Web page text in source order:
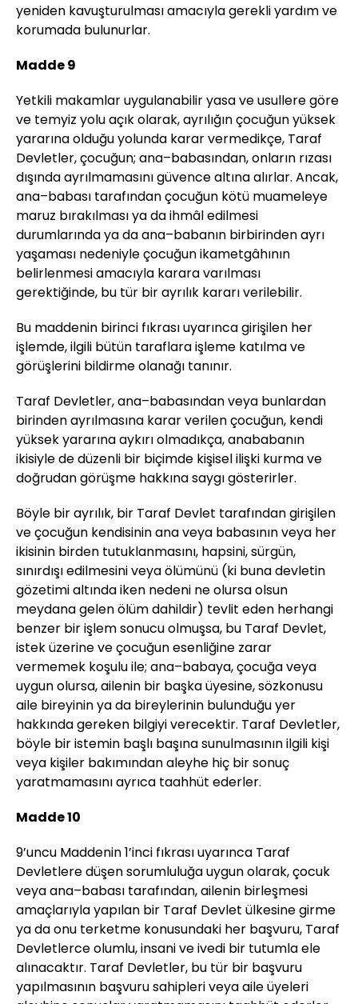
yeniden kavuşturulması amacıyla gerekli yardım ve
korumada bulunurlar.
Madde 9
Yetkili makamlar uygulanabilir yasa ve usullere göre
ve temyiz yolu açık olarak, ayrılığın çocuğun yüksek
yararına olduğu yolunda karar vermedikçe, Taraf
Devletler, çocuğun; ana–babasından, onların rızası
dışında ayrılmamasını güvence altına alırlar. Ancak,
ana–babası tarafından çocuğun kötü muameleye
maruz bırakılması ya da ihmâl edilmesi
durumlarında ya da ana–babanın birbirinden ayrı
yaşaması nedeniyle çocuğun ikametgâhının
belirlenmesi amacıyla karara varılması
gerektiğinde, bu tür bir ayrılık kararı verilebilir.
Bu maddenin birinci fıkrası uyarınca girişilen her
işlemde, ilgili bütün taraflara işleme katılma ve
görüşlerini bildirme olanağı tanınır.
Taraf Devletler, ana–babasından veya bunlardan
birinden ayrılmasına karar verilen çocuğun, kendi
yüksek yararına aykırı olmadıkça, anababanın
ikisiyle de düzenli bir biçimde kişisel ilişki kurma ve
doğrudan görüşme hakkına saygı gösterirler.
Böyle bir ayrılık, bir Taraf Devlet tarafından girişilen
ve çocuğun kendisinin ana veya babasının veya her
ikisinin birden tutuklanmasını, hapsini, sürgün,
sınırdışı edilmesini veya ölümünü (ki buna devletin
gözetimi altında iken nedeni ne olursa olsun
meydana gelen ölüm dahildir) tevlit eden herhangi
benzer bir işlem sonucu olmuşsa, bu Taraf Devlet,
istek üzerine ve çocuğun esenliğine zarar
vermemek koşulu ile; ana–babaya, çocuğa veya
uygun olursa, ailenin bir başka üyesine, sözkonusu
aile bireyinin ya da bireylerinin bulunduğu yer
hakkında gereken bilgiyi verecektir. Taraf Devletler,
böyle bir istemin başlı başına sunulmasının ilgili kişi
veya kişiler bakımından aleyhe hiç bir sonuç
yaratmamasını ayrıca taahhüt ederler.
Madde 10
9’uncu Maddenin 1’inci fıkrası uyarınca Taraf
Devletlere düşen sorumluluğa uygun olarak, çocuk
veya ana–babası tarafından, ailenin birleşmesi
amaçlarıyla yapılan bir Taraf Devlet ülkesine girme
ya da onu terketme konusundaki her başvuru, Taraf
Devletlerce olumlu, insani ve ivedi bir tutumla ele
alınacaktır. Taraf Devletler, bu tür bir başvuru
yapılmasının başvuru sahipleri veya aile üyeleri